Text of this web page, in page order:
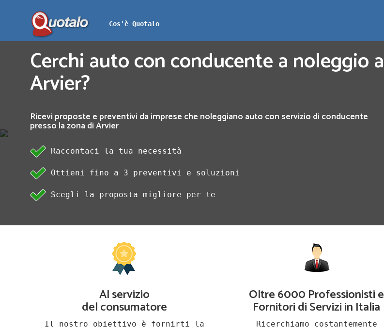
Cos'è Quotalo
Cerchi auto con conducente a noleggio a
Arvier?
Ricevi proposte e preventivi da imprese che noleggiano auto con servizio di conducente
presso la zona di Arvier
Raccontaci la tua necessità
Ottieni fino a 3 preventivi e soluzioni
Scegli la proposta migliore per te
Al servizio
del consumatore
Il nostro obiettivo è fornirti la
Oltre 6000 Professionisti e
Fornitori di Servizi in Italia
Ricerchiamo costantemente